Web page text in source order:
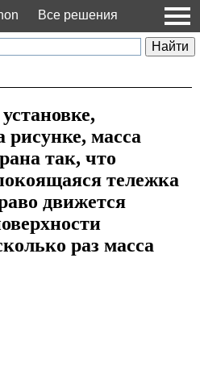
Все решения
рисунке, масса
так, что
тележка
движется
раз масса